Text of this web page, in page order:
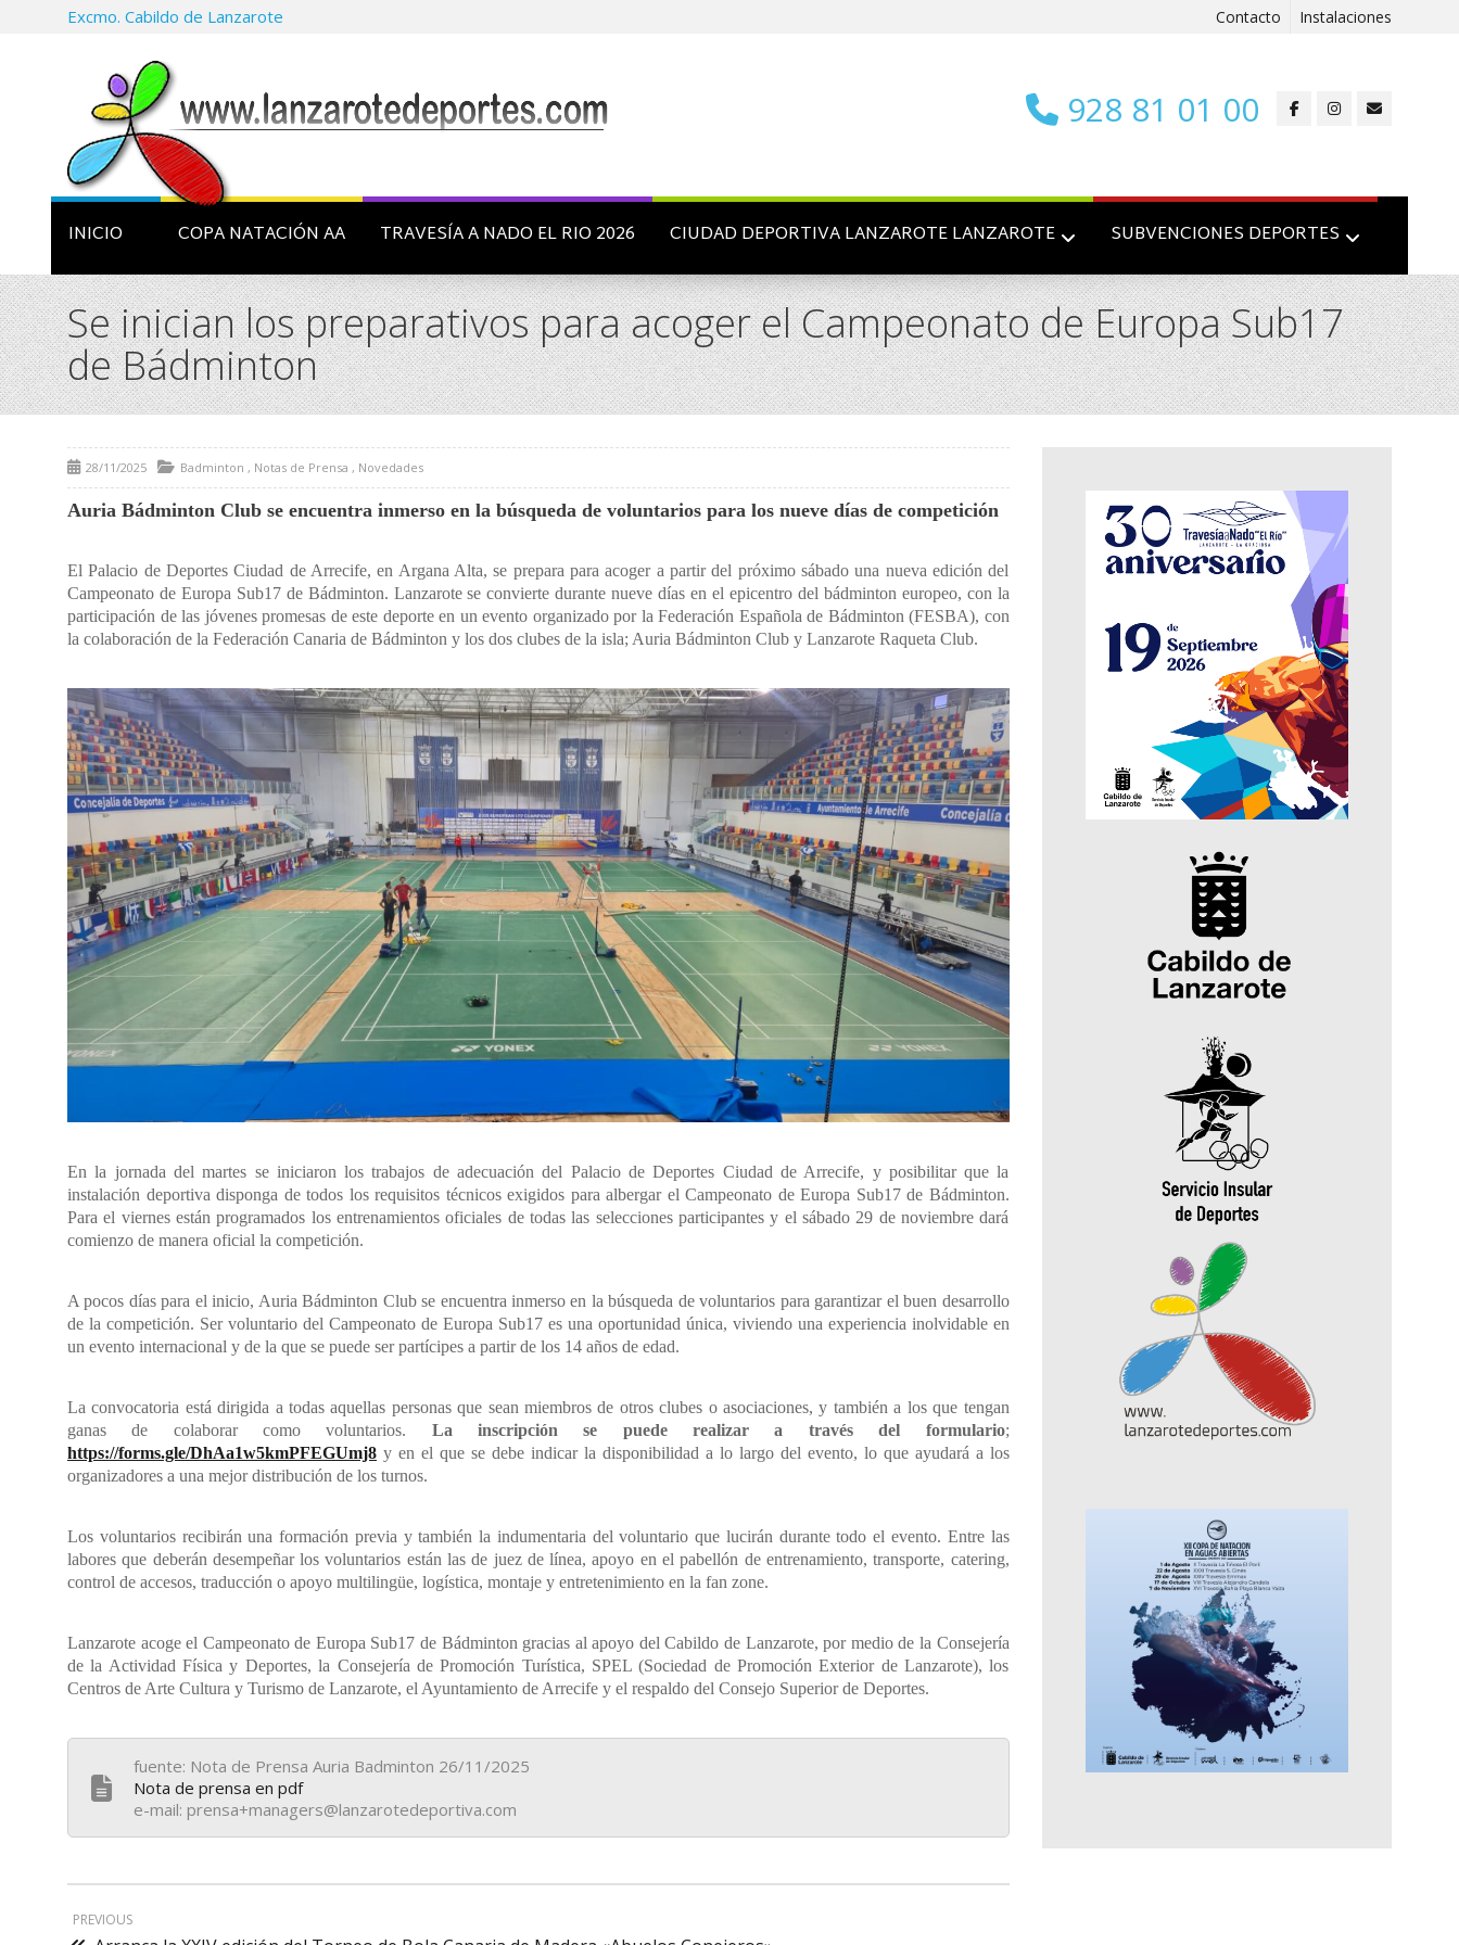
Excmo. Cabildo de Lanzarote Contacto Instalaciones
928 81 01 00
INICIO COPA NATACIÓN AA TRAVESÍA A NADO EL RIO 2026 CIUDAD DEPORTIVA LANZAROTE LANZAROTE SUBVENCIONES DEPORTES
Se inician los preparativos para acoger el Campeonato de Europa Sub17
de Bádminton
28/11/2025 Badminton , Notas de Prensa , Novedades
Auria Bádminton Club se encuentra inmerso en la búsqueda de voluntarios para los nueve días de competición
El Palacio de Deportes Ciudad de Arrecife, en Argana Alta, se prepara para acoger a partir del próximo sábado una nueva edición del
Campeonato de Europa Sub17 de Bádminton. Lanzarote se convierte durante nueve días en el epicentro del bádminton europeo, con la
participación de las jóvenes promesas de este deporte en un evento organizado por la Federación Española de Bádminton (FESBA), con
la colaboración de la Federación Canaria de Bádminton y los dos clubes de la isla; Auria Bádminton Club y Lanzarote Raqueta Club.
En la jornada del martes se iniciaron los trabajos de adecuación del Palacio de Deportes Ciudad de Arrecife, y posibilitar que la
instalación deportiva disponga de todos los requisitos técnicos exigidos para albergar el Campeonato de Europa Sub17 de Bádminton.
Para el viernes están programados los entrenamientos oficiales de todas las selecciones participantes y el sábado 29 de noviembre dará
comienzo de manera oficial la competición.
A pocos días para el inicio, Auria Bádminton Club se encuentra inmerso en la búsqueda de voluntarios para garantizar el buen desarrollo
de la competición. Ser voluntario del Campeonato de Europa Sub17 es una oportunidad única, viviendo una experiencia inolvidable en
un evento internacional y de la que se puede ser partícipes a partir de los 14 años de edad.
La convocatoria está dirigida a todas aquellas personas que sean miembros de otros clubes o asociaciones, y también a los que tengan
ganas de colaborar como voluntarios. La inscripción se puede realizar a través del formulario;
https://forms.gle/DhAa1w5kmPFEGUmj8 y en el que se debe indicar la disponibilidad a lo largo del evento, lo que ayudará a los
organizadores a una mejor distribución de los turnos.
Los voluntarios recibirán una formación previa y también la indumentaria del voluntario que lucirán durante todo el evento. Entre las
labores que deberán desempeñar los voluntarios están las de juez de línea, apoyo en el pabellón de entrenamiento, transporte, catering,
control de accesos, traducción o apoyo multilingüe, logística, montaje y entretenimiento en la fan zone.
Lanzarote acoge el Campeonato de Europa Sub17 de Bádminton gracias al apoyo del Cabildo de Lanzarote, por medio de la Consejería
de la Actividad Física y Deportes, la Consejería de Promoción Turística, SPEL (Sociedad de Promoción Exterior de Lanzarote), los
Centros de Arte Cultura y Turismo de Lanzarote, el Ayuntamiento de Arrecife y el respaldo del Consejo Superior de Deportes.
fuente: Nota de Prensa Auria Badminton 26/11/2025
Nota de prensa en pdf
e-mail: prensa+managers@lanzarotedeportiva.com
PREVIOUS